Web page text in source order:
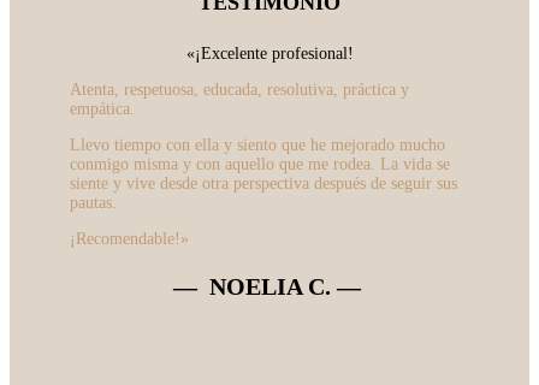
«¡Excelente profesional!
Atenta, respetuosa, educada, resolutiva, práctica y
empática.
Llevo tiempo con ella y siento que he mejorado mucho
conmigo misma y con aquello que me rodea. La vida se
siente y vive desde otra perspectiva después de seguir sus
pautas.
¡Recomendable!»
— NOELIA C.—